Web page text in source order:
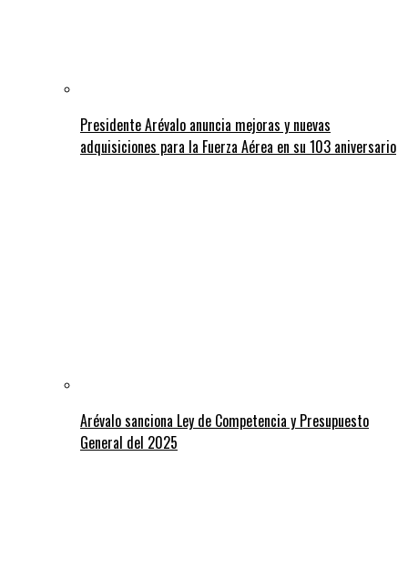
Presidente Arévalo anuncia mejoras y nuevas
adquisiciones para la Fuerza Aérea en su 103 aniversario
Arévalo sanciona Ley de Competencia y Presupuesto
General del 2025